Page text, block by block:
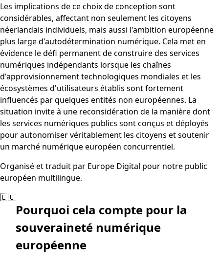
Les implications de ce choix de conception sont
considérables, affectant non seulement les citoyens
néerlandais individuels, mais aussi l'ambition européenne
plus large d'autodétermination numérique. Cela met en
évidence le défi permanent de construire des services
numériques indépendants lorsque les chaînes
d'approvisionnement technologiques mondiales et les
écosystèmes d'utilisateurs établis sont fortement
influencés par quelques entités non européennes. La
situation invite à une reconsidération de la manière dont
les services numériques publics sont conçus et déployés
pour autonomiser véritablement les citoyens et soutenir
un marché numérique européen concurrentiel.
Organisé et traduit par Europe Digital pour notre public
européen multilingue.
🇪🇺
Pourquoi cela compte pour la
souveraineté numérique
européenne